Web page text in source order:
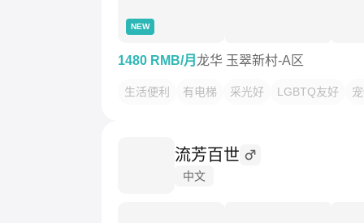
NEW
1480 RMB/月 龙华 玉翠新村-A区
生活便利 有电梯 采光好 LGBTQ友好
流芳百世
中文